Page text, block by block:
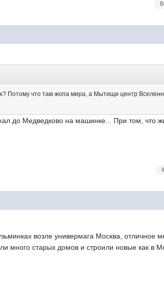
Потому что там жопа мира, а Мытищи центр
до Медведково на машинке... При том, что
возле универмага Москва, отличное
много старых домов и строили новые как в